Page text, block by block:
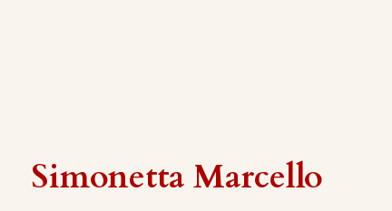
Simonetta Marcello